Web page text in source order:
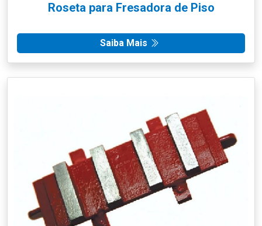
Roseta para Fresadora de Piso
Saiba Mais